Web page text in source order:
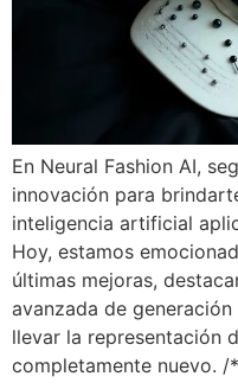
En Neural Fashion AI,
innovación para
inteligencia artificial
Hoy, estamos
últimas mejoras,
avanzada de
llevar la representación
completamente nuevo. /